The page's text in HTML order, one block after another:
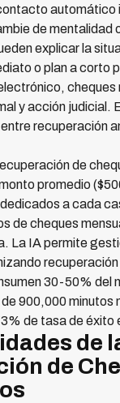
automático
de mentalidad
explicar la
o plan a corto
cheques
y acción judicial.
recuperación
de
promedio
a cada
de cheques
La IA permite
30-50% del
900,000 minutos
de tasa de éxito
de
de